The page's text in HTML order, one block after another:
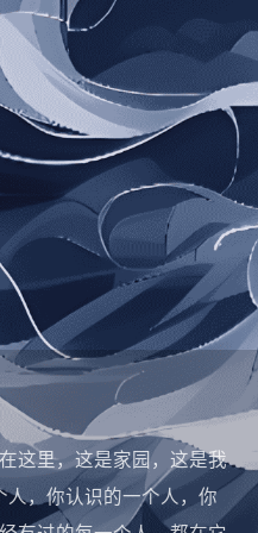
这里，这是家园，这是我
，你认识的一个人，你